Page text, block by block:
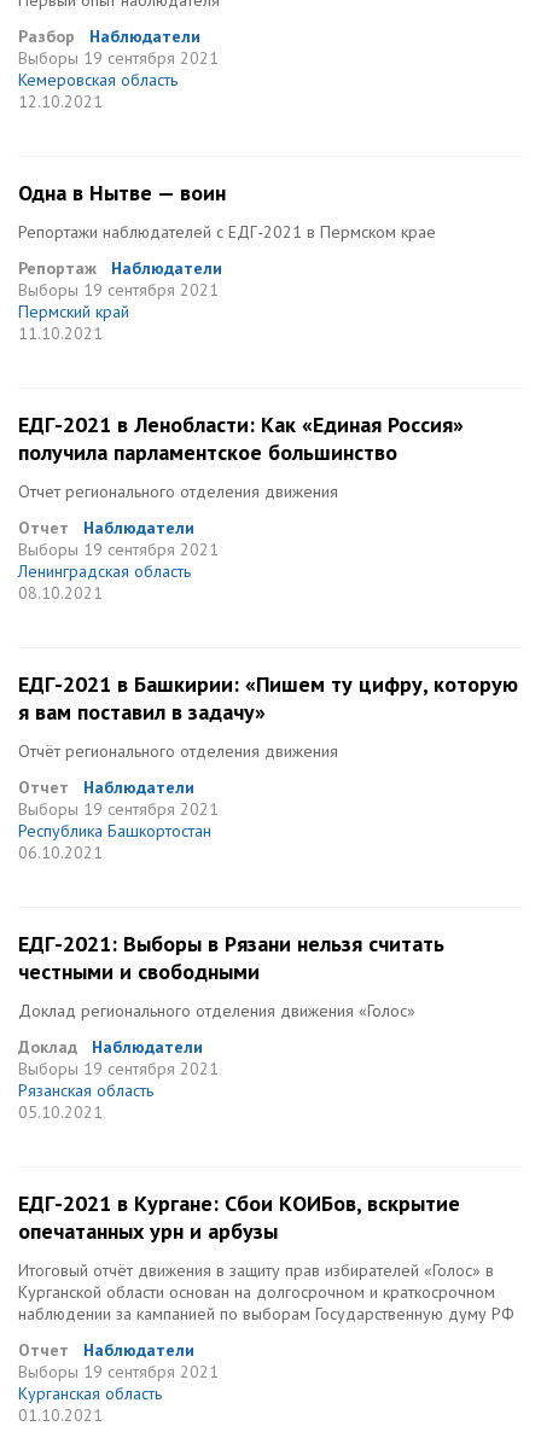
Разбор
Наблюдатели
Выборы 19 сентября 2021
Кемеровская область
12.10.2021
Одна в Нытве — воин
Репортажи наблюдателей с ЕДГ-2021 в Пермском крае
Репортаж
Наблюдатели
Выборы 19 сентября 2021
Пермский край
11.10.2021
ЕДГ-2021 в Ленобласти: Как «Единая Россия»
получила парламентское большинство
Отчет регионального отделения движения
Отчет
Наблюдатели
Выборы 19 сентября 2021
Ленинградская область
08.10.2021
ЕДГ-2021 в Башкирии: «Пишем ту цифру, которую
я вам поставил в задачу»
Отчёт регионального отделения движения
Отчет
Наблюдатели
Выборы 19 сентября 2021
Республика Башкортостан
06.10.2021
ЕДГ-2021: Выборы в Рязани нельзя считать
честными и свободными
Доклад регионального отделения движения «Голос»
Доклад
Наблюдатели
Выборы 19 сентября 2021
Рязанская область
05.10.2021
ЕДГ-2021 в Кургане: Сбои КОИБов, вскрытие
опечатанных урн и арбузы
Итоговый отчёт движения в защиту прав избирателей «Голос» в
Курганской области основан на долгосрочном и краткосрочном
наблюдении за кампанией по выборам Государственную думу РФ
Отчет
Наблюдатели
Выборы 19 сентября 2021
Курганская область
01.10.2021